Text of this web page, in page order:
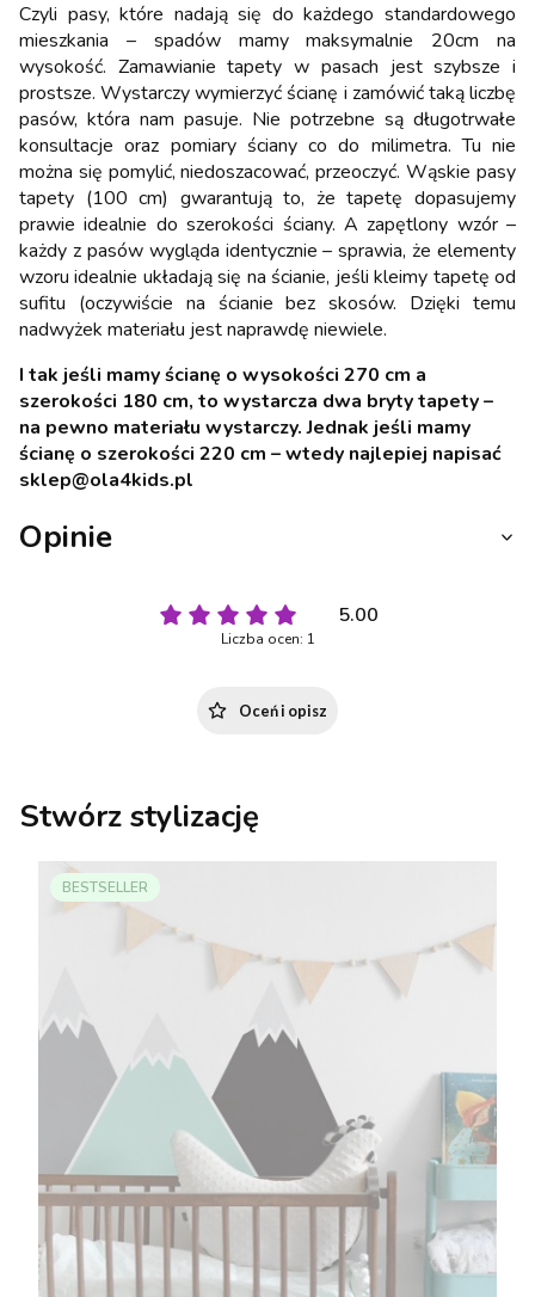
Czyli pasy, które nadają się do każdego standardowego
mieszkania – spadów mamy maksymalnie 20cm na
wysokość. Zamawianie tapety w pasach jest szybsze i
prostsze. Wystarczy wymierzyć ścianę i zamówić taką liczbę
pasów, która nam pasuje. Nie potrzebne są długotrwałe
konsultacje oraz pomiary ściany co do milimetra. Tu nie
można się pomylić, niedoszacować, przeoczyć. Wąskie pasy
tapety (100 cm) gwarantują to, że tapetę dopasujemy
prawie idealnie do szerokości ściany. A zapętlony wzór –
każdy z pasów wygląda identycznie – sprawia, że elementy
wzoru idealnie układają się na ścianie, jeśli kleimy tapetę od
sufitu (oczywiście na ścianie bez skosów. Dzięki temu
nadwyżek materiału jest naprawdę niewiele.
I tak jeśli mamy ścianę o wysokości 270 cm a
szerokości 180 cm, to wystarcza dwa bryty tapety –
na pewno materiału wystarczy. Jednak jeśli mamy
ścianę o szerokości 220 cm – wtedy najlepiej napisać
sklep@ola4kids.pl
Opinie
5.00
Liczba ocen: 1
Oceń i opisz
Stwórz stylizację
BESTSELLER